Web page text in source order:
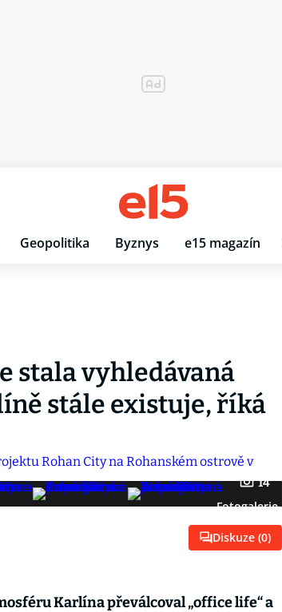
Geopolitika Byznys e15 magazín
stala vyhledávaná
stále existuje, říká
14
Fotogalerie
Diskuze (0)
Karlína převálcoval „office life“ a